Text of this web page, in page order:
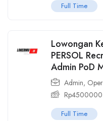
Full Time
Lowongan
PERSOL
Admin PoD
Admin,
Rp4500000
Full Time